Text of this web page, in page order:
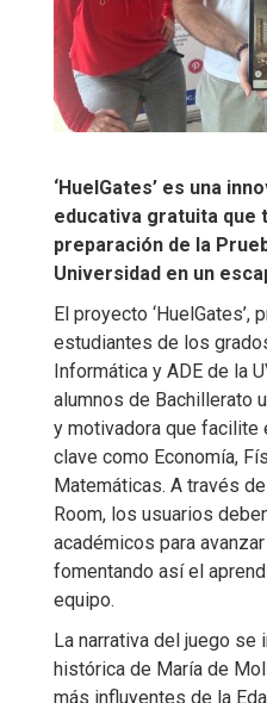
‘HuelGates’ es una
educativa gratuita que
preparación de la
Universidad en un
El proyecto
estudiantes de los
Informática y ADE de la
alumnos de Bachillerato
y motivadora que facilite
clave como Economía,
Matemáticas. A través
Room, los usuarios
académicos para
fomentando así el
equipo.
La narrativa del juego se
histórica de María de
más influyentes de la